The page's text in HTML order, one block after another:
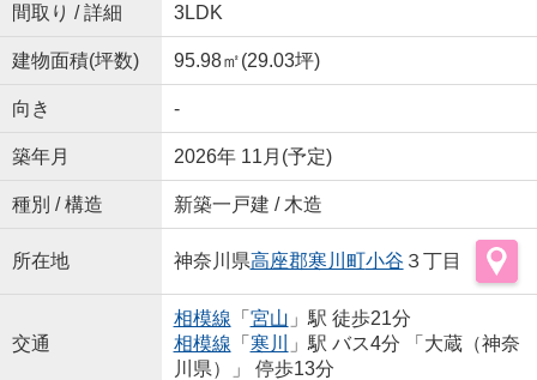
間取り / 詳細 3LDK
建物面積(坪数) 95.98㎡(29.03坪)
向き -
築年月 2026年 11月(予定)
種別 / 構造 新築一戸建 / 木造
所在地 神奈川県高座郡寒川町小谷 ３丁目
交通
相模線 「 宮山 」駅 徒歩21分
相模線 「 寒川
」駅 バス4分 「大蔵（神奈
川県）」 停歩13分